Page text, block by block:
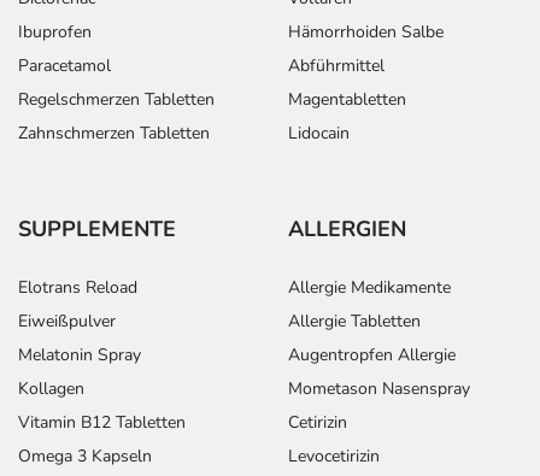
Ibuprofen
Paracetamol
Regelschmerzen Tabletten
Zahnschmerzen Tabletten
Hämorrhoiden Salbe
Abführmittel
Magentabletten
Lidocain
SUPPLEMENTE
Elotrans Reload
Eiweißpulver
Melatonin Spray
Kollagen
Vitamin B12 Tabletten
Omega 3 Kapseln
ALLERGIEN
Allergie Medikamente
Allergie Tabletten
Augentropfen Allergie
Mometason Nasenspray
Cetirizin
Levocetirizin